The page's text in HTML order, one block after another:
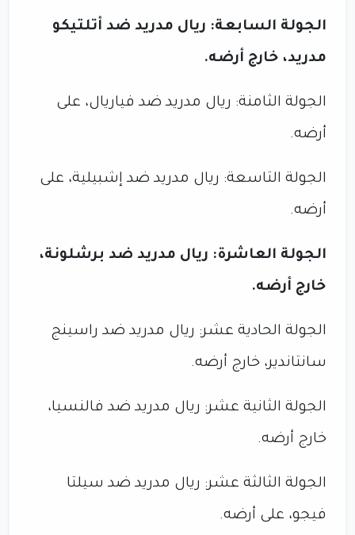
الجولة السابعة: ريال مدريد ضد أتلتيكو
مدريد، خارج أرضه.
الجولة الثامنة: ريال مدريد ضد فياريال، على
أرضه.
الجولة التاسعة: ريال مدريد ضد إشبيلية، على
أرضه.
الجولة العاشرة: ريال مدريد ضد برشلونة،
خارج أرضه.
الجولة الحادية عشر: ريال مدريد ضد راسينج
سانتاندير، خارج أرضه.
الجولة الثانية عشر: ريال مدريد ضد فالنسيا،
خارج أرضه.
الجولة الثالثة عشر: ريال مدريد ضد سيلتا
فيجو، على أرضه.